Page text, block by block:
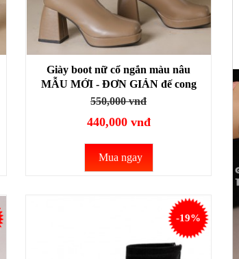
Giày boot nữ cổ ngắn màu nâu
MẪU MỚI - ĐƠN GIẢN đế cong
cao 8cm MŨI VUÔNG GBN28C
550,000 vnđ
440,000 vnđ
Mua ngay
-19%